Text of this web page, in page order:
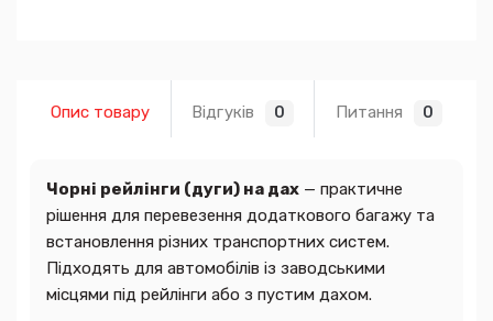
Опис товару Відгуків 0 Питання 0
Чорні рейлінги (дуги) на дах — практичне
рішення для перевезення додаткового багажу та
встановлення різних транспортних систем.
Підходять для автомобілів із заводськими
місцями під рейлінги або з пустим дахом.